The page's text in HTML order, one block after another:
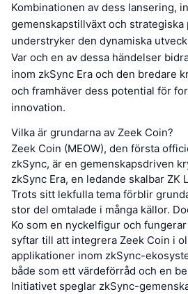
Kombinationen av dess lansering,
gemenskapstillväxt och strategiska
understryker den dynamiska
Var och en av dessa händelser
inom zkSync Era och den bredare
och framhäver dess potential för
innovation.
Vilka är grundarna av Zeek Coin?
Zeek Coin (MEOW), den första
zkSync, är en gemenskapsdriven
zkSync Era, en ledande skalbar ZK
Trots sitt lekfulla tema förblir
stor del omtalade i många källor.
Ko som en nyckelfigur och
syftar till att integrera Zeek Coin i
applikationer inom zkSync-
både som ett värdeförråd och en
Initiativet speglar zkSync-